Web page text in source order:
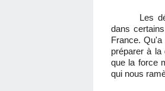
Les
dans
France.
préparer à
que la force
qui nous